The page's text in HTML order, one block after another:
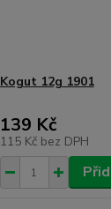
Kogut 12g 1901
139 Kč
115 Kč bez DPH